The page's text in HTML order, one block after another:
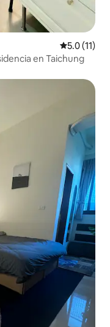
Calificación
5.0 (11)
en Taichung